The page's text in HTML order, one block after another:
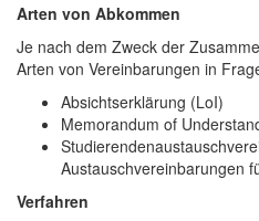
Arten von Abkommen
Je nach dem Zweck der
Arten von Vereinbarungen in
Absichtserklärung (LoI)
Memorandum of
Austauschvereinbarungen
Verfahren